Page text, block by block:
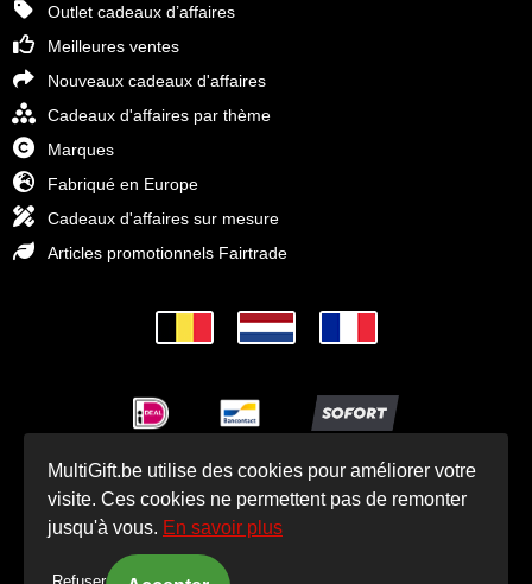
Outlet cadeaux d’affaires
Meilleures ventes
Nouveaux cadeaux d'affaires
Cadeaux d'affaires par thème
Marques
Fabriqué en Europe
Cadeaux d'affaires sur mesure
Articles promotionnels Fairtrade
© Cadeaux d'affaires MultiGift 1993 - 2025
MultiGift.be utilise des cookies pour améliorer votre
visite. Ces cookies ne permettent pas de remonter
jusqu'à vous. En savoir plus
Refuser